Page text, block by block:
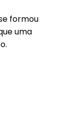
formou
uma